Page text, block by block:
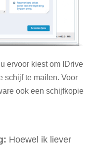
ervoor kiest om IDrive
schijf te mailen. Voor
ook een schijfkopie
Hoewel ik liever